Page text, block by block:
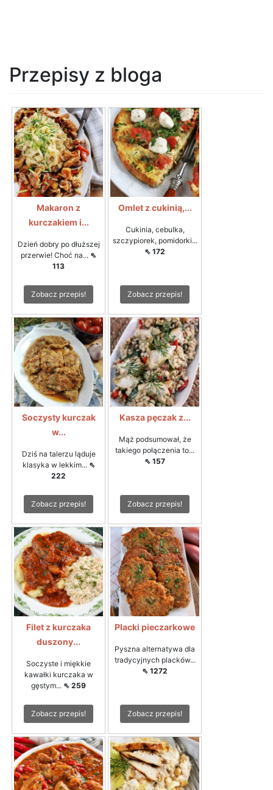
Przepisy z bloga
Makaron z
kurczakiem i...
Dzień dobry po dłuższej
przerwie! Choć na... ⇖
113
Zobacz przepis!
Omlet z cukinią,...
Cukinia, cebulka,
szczypiorek, pomidorki...
⇖ 172
Zobacz przepis!
Soczysty kurczak
w...
Dziś na talerzu ląduje
klasyka w lekkim... ⇖
222
Zobacz przepis!
Kasza pęczak z...
Mąż podsumował, że
takiego połączenia to...
⇖ 157
Zobacz przepis!
Filet z kurczaka
duszony...
Soczyste i miękkie
kawałki kurczaka w
gęstym... ⇖ 259
Zobacz przepis!
Placki pieczarkowe
Pyszna alternatywa dla
tradycyjnych placków...
⇖ 1272
Zobacz przepis!